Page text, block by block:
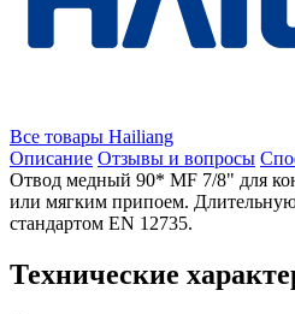
Все товары Hailiang
Описание Отзывы и вопросы
Отвод медный 90* MF 7/8" для
или мягким припоем. Длительную
стандартом EN 12735.
Технические